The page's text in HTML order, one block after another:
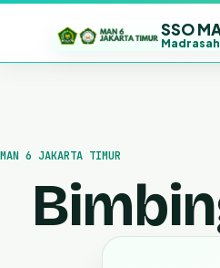
SSO
MAN 6 JAKARTA TIMUR